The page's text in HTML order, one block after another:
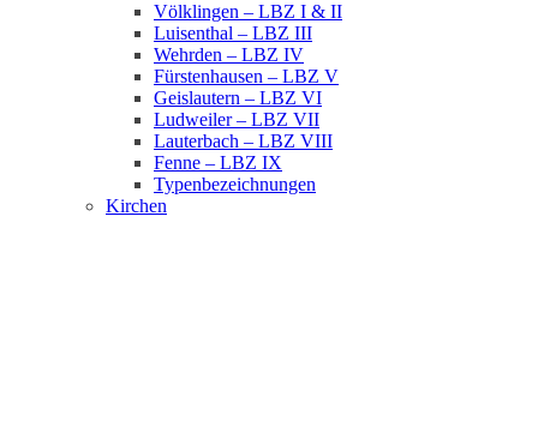
Völklingen – LBZ I & II
Luisenthal – LBZ III
Wehrden – LBZ IV
Fürstenhausen – LBZ V
Geislautern – LBZ VI
Ludweiler – LBZ VII
Lauterbach – LBZ VIII
Fenne – LBZ IX
Typenbezeichnungen
Kirchen